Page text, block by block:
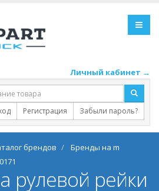
Личный кабинет →
Регистрация Забыли пароль?
брендов
Бренды на m
рулевой рейки